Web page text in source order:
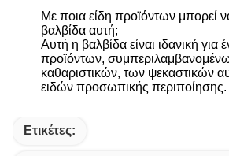
Με ποια είδη προϊόντων μπορεί
βαλβίδα αυτή;
Αυτή η βαλβίδα είναι ιδανική
προϊόντων,
καθαριστικών, των ψεκαστικών
ειδών προσωπικής περιποίησης.
Ετικέτες: